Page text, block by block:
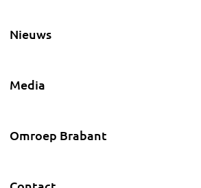
Nieuws
Media
Omroep Brabant